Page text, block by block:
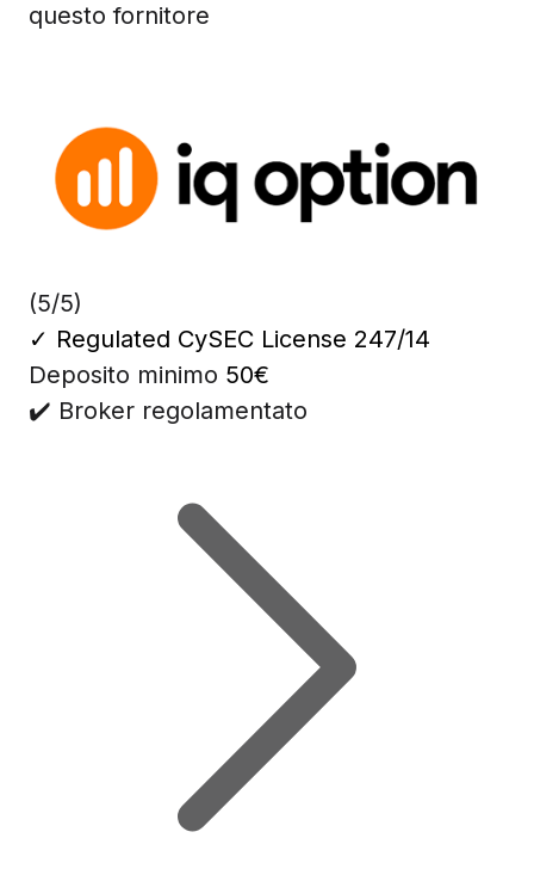
questo fornitore
(5/5)
✓ Regulated CySEC License 247/14
Deposito minimo 50€
✔️ Broker regolamentato